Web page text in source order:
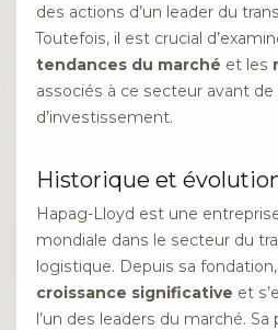
des actions d’un leader du
Toutefois, il est crucial
tendances du marché et les
associés à ce secteur avant
d’investissement.
Historique et
Hapag-Lloyd est une
mondiale dans le secteur du
logistique. Depuis sa
croissance significative et
l’un des leaders du marché.